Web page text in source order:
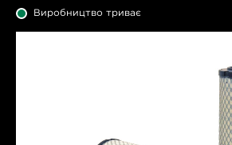
Виробництво триває